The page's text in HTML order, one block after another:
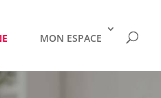
MON ESPACE